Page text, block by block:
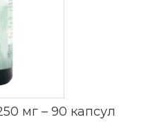
мг – 90 капсул